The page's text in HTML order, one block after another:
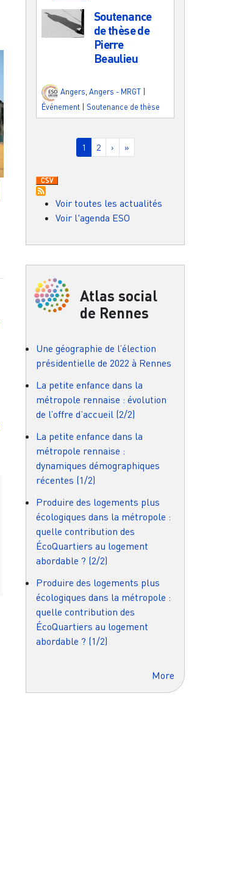
Soutenance
de thèse de
Pierre
Beaulieu
Angers Angers - MRGT
Événement | Soutenance de thèse
Pagination
Page courante
1 Page
2 Page suivante
› Dernière page
»
Voir toutes les actualités
Voir l'agenda ESO
Atlas social
de Rennes
Une géographie de l’élection
présidentielle de 2022 à Rennes
La petite enfance dans la
métropole rennaise : évolution
de l’offre d’accueil (2/2)
La petite enfance dans la
métropole rennaise :
dynamiques démographiques
récentes (1/2)
Produire des logements plus
écologiques dans la métropole :
quelle contribution des
ÉcoQuartiers au logement
abordable ? (2/2)
Produire des logements plus
écologiques dans la métropole :
quelle contribution des
ÉcoQuartiers au logement
abordable ? (1/2)
More